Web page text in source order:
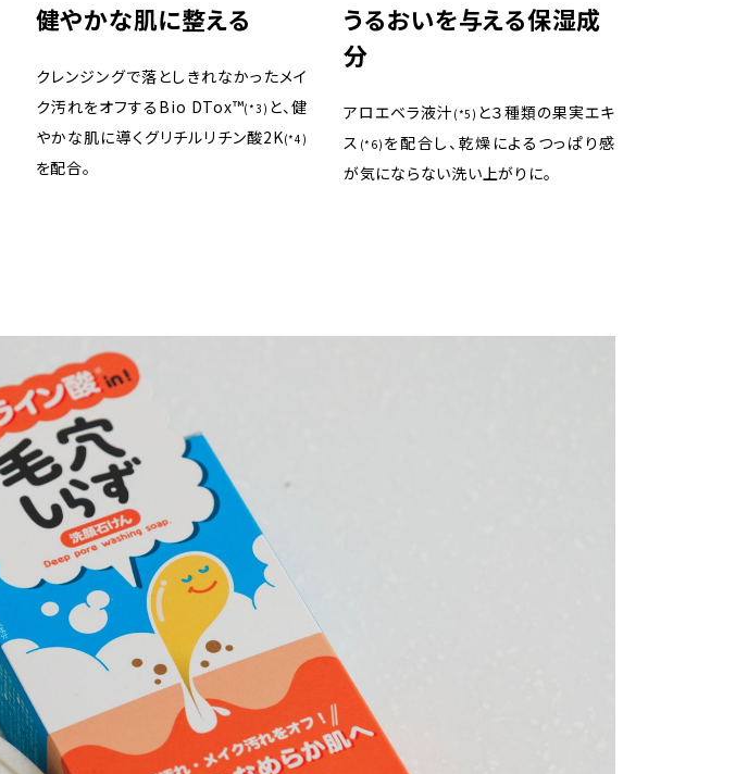
健やかな肌に整える
クレンジングで落としきれなかったメイ
ク汚れをオフするBio DTox™(*3) と、健
やかな肌に導くグリチルリチン酸2K(*4)
を配合。
うるおいを与える保湿成
分
アロエベラ液汁 (*5) と３種類の果実エキ
ス (*6) を配合し、乾燥によるつっぱり感
が気にならない洗い上がりに。